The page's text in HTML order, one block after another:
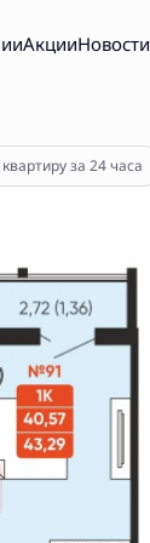
АкцииНовости
за 24 часа